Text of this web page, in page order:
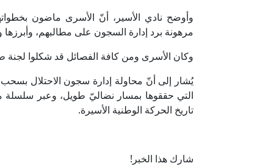
وأوضح نادي الأسير، أنّ الأسرى ماضون
مرهونة برد إدارة السجون على مطالبهم،
وكان الأسرى ومن كافة الفصائل قد شكلوا لجنة
يُشار إلى أنّ محاولة إدارة سجون الاحتلال
تاريخ الحركة الوطنية الأسيرة.
شارك هذا الخبر!